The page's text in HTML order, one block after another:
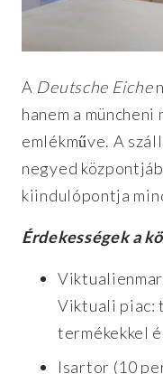
A Deutsche Eiche
hanem a
emlékműve. A
negyed
kiindulópontja
Érdekességek a
Viktuali piac:
termékekkel
Isartor (10